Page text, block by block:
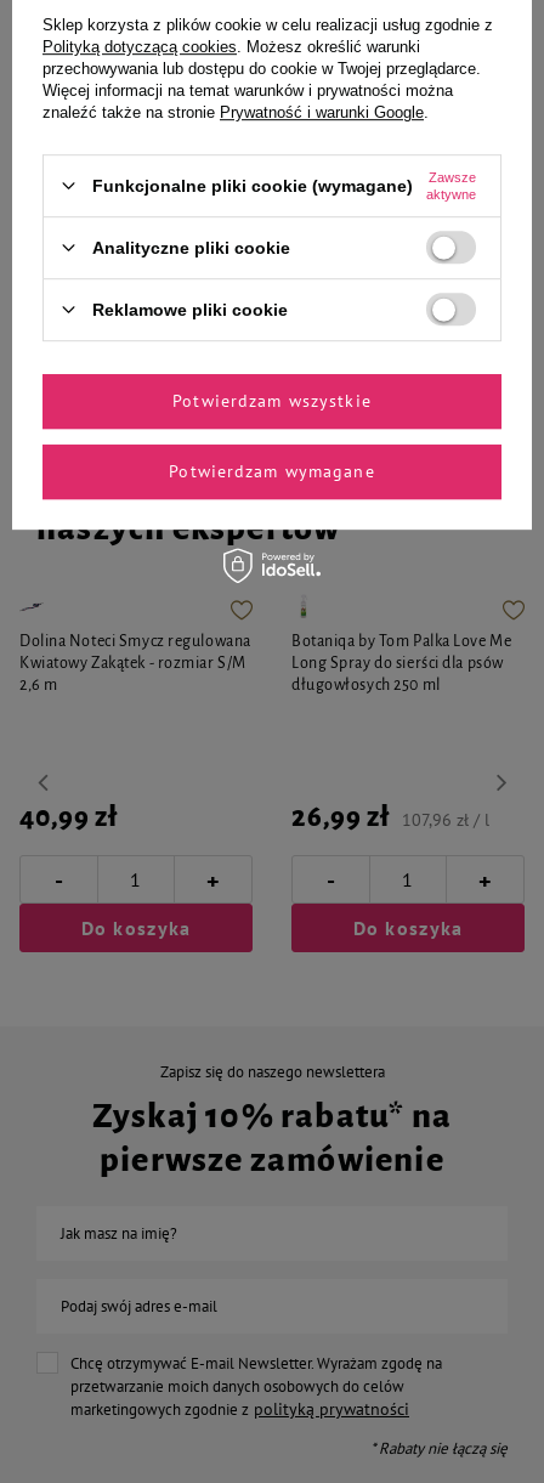
Trixie Obcinaczki De Luxe małe
dla kota i psa 12 cm
26,50 zł
- +
Duvo+ zabawka gumowa dla psa
hantel 11 cm
10,99 zł
Do koszyka
Zaufane i polecane przez
naszych ekspertów
Dolina Noteci Smycz regulowana
Kwiatowy Zakątek - rozmiar S/M
2,6 m
40,99 zł
- +
Do koszyka
Botaniqa by Tom Palka Love Me
Long Spray do sierści dla psów
długowłosych 250 ml
26,99 zł 107,96 zł / l
- +
Do koszyka
Zapisz się do naszego newslettera
Zyskaj 10% rabatu* na
pierwsze zamówienie
Jak masz na imię?
Podaj swój adres e-mail
Chcę otrzymywać E-mail Newsletter. Wyrażam zgodę na
przetwarzanie moich danych osobowych do celów
marketingowych zgodnie z polityką prywatności
* Rabaty nie łączą się
Sklep korzysta z plików cookie w celu realizacji usług zgodnie z
Polityką dotyczącą cookies . Możesz określić warunki
przechowywania lub dostępu do cookie w Twojej przeglądarce.
Więcej informacji na temat warunków i prywatności można
znaleźć także na stronie Prywatność i warunki Google
Funkcjonalne pliki cookie (wymagane)
Zawsze
aktywne
Analityczne pliki cookie
Reklamowe pliki cookie
Potwierdzam wymagane
Potwierdzam wszystkie